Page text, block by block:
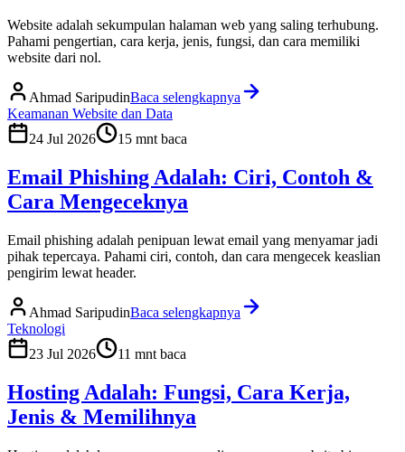
Website adalah sekumpulan halaman web yang saling terhubung.
Pahami pengertian, cara kerja, jenis, fungsi, dan cara memiliki
website dari nol.
Ahmad SaripudinBaca selengkapnya
Keamanan Website dan Data
24 Jul 2026
15 mnt baca
Email Phishing Adalah: Ciri, Contoh &
Cara Mengeceknya
Email phishing adalah penipuan lewat email yang menyamar jadi
pihak tepercaya. Pahami ciri, contoh, dan cara mengecek keaslian
pengirim lewat header.
Ahmad SaripudinBaca selengkapnya
Teknologi
23 Jul 2026
11 mnt baca
Hosting Adalah: Fungsi, Cara Kerja,
Jenis & Memilihnya